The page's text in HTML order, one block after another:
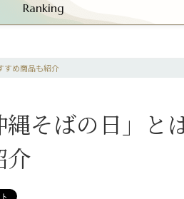
Ranking
すめ商品も紹介
縄そばの日」
介